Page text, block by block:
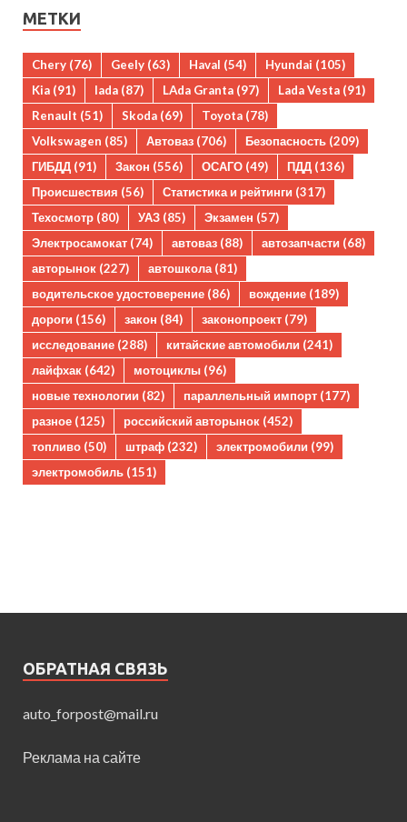
МЕТКИ
Chery (76) Geely (63) Haval (54) Hyundai (105)
Kia (91) lada (87) LAda Granta (97) Lada Vesta (91)
Renault (51) Skoda (69) Toyota (78)
Volkswagen (85) Автоваз (706) Безопасность (209)
ГИБДД (91) Закон (556) ОСАГО (49) ПДД (136)
Происшествия (56) Статистика и рейтинги (317)
Техосмотр (80) УАЗ (85) Экзамен (57)
Электросамокат (74) автоваз (88) автозапчасти (68)
авторынок (227) автошкола(81)
водительское удостоверение (86) вождение (189)
дороги (156) закон (84) законопроект (79)
исследование (288) китайские автомобили (241)
лайфхак (642) мотоциклы (96)
новые технологии (82) параллельный импорт (177)
разное (125) российский авторынок (452)
топливо (50) штраф (232) электромобили (99)
электромобиль (151)
ОБРАТНАЯ СВЯЗЬ
auto_forpost@mail.ru
Реклама на сайте